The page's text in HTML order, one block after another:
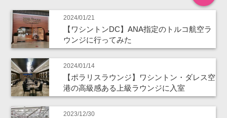
2024/01/21
【ワシントンDC】ANA指定のトルコ航空ラ
ウンジに行ってみた
2024/01/14
【ポラリスラウンジ】ワシントン・ダレス空
港の高級感ある上級ラウンジに入室
2023/12/30